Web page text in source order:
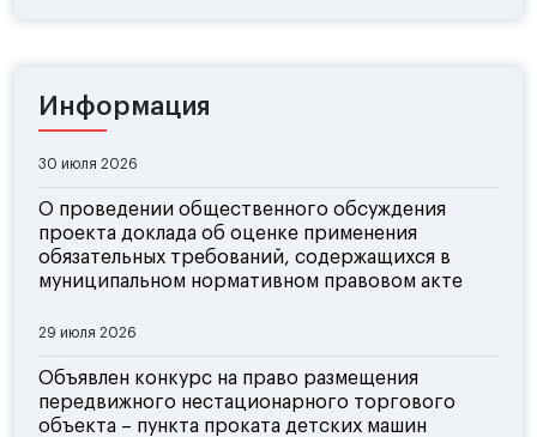
Информация
30 июля 2026
О проведении общественного обсуждения
проекта доклада об оценке применения
обязательных требований, содержащихся в
муниципальном нормативном правовом акте
29 июля 2026
Объявлен конкурс на право размещения
передвижного нестационарного торгового
объекта – пункта проката детских машин